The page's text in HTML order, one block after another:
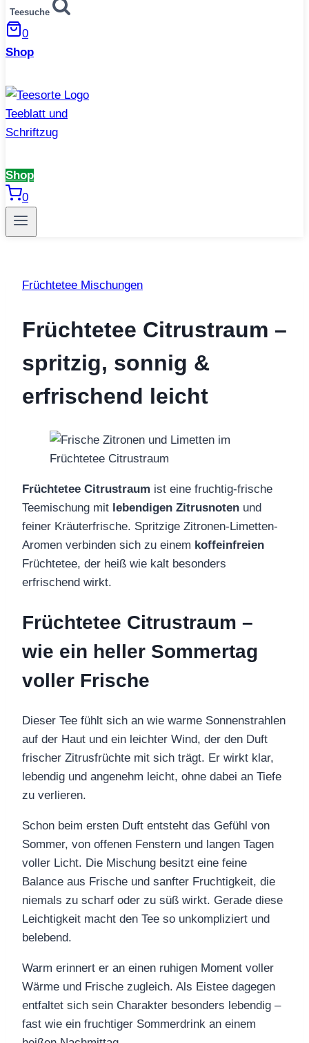
Teesuche
0
Shop
Shop
0
Früchtetee Mischungen
Früchtetee Citrustraum –
spritzig, sonnig &
erfrischend leicht
Früchtetee Citrustraum ist eine fruchtig-frische
Teemischung mit lebendigen Zitrusnoten und
feiner Kräuterfrische. Spritzige Zitronen-Limetten-
Aromen verbinden sich zu einem koffeinfreien
Früchtetee, der heiß wie kalt besonders
erfrischend wirkt.
Früchtetee Citrustraum –
wie ein heller Sommertag
voller Frische
Dieser Tee fühlt sich an wie warme Sonnenstrahlen
auf der Haut und ein leichter Wind, der den Duft
frischer Zitrusfrüchte mit sich trägt. Er wirkt klar,
lebendig und angenehm leicht, ohne dabei an Tiefe
zu verlieren.
Schon beim ersten Duft entsteht das Gefühl von
Sommer, von offenen Fenstern und langen Tagen
voller Licht. Die Mischung besitzt eine feine
Balance aus Frische und sanfter Fruchtigkeit, die
niemals zu scharf oder zu süß wirkt. Gerade diese
Leichtigkeit macht den Tee so unkompliziert und
belebend.
Warm erinnert er an einen ruhigen Moment voller
Wärme und Frische zugleich. Als Eistee dagegen
entfaltet sich sein Charakter besonders lebendig –
fast wie ein fruchtiger Sommerdrink an einem